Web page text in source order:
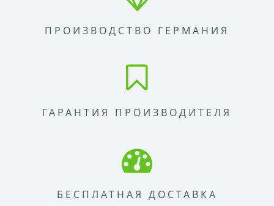
ПРОИЗВОДСТВО ГЕРМАНИЯ
ГАРАНТИЯ ПРОИЗВОДИТЕЛЯ
БЕСПЛАТНАЯ ДОСТАВКА